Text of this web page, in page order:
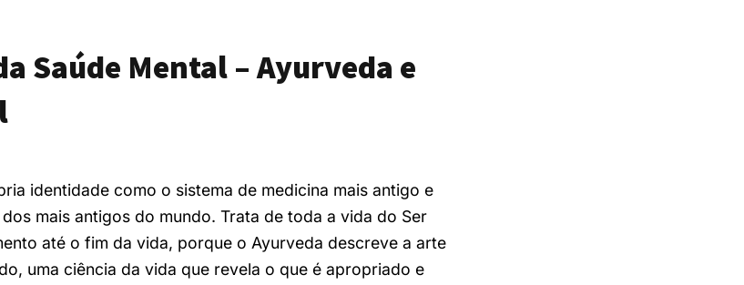
Saúde Mental – Ayurveda e
identidade como o sistema de medicina mais antigo e
mais antigos do mundo. Trata de toda a vida do Ser
até o fim da vida, porque o Ayurveda descreve a arte
uma ciência da vida que revela o que é apropriado e